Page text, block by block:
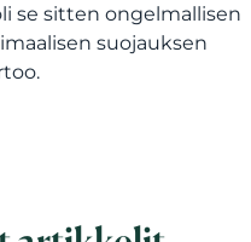
se sitten ongelmallisen
suojauksen